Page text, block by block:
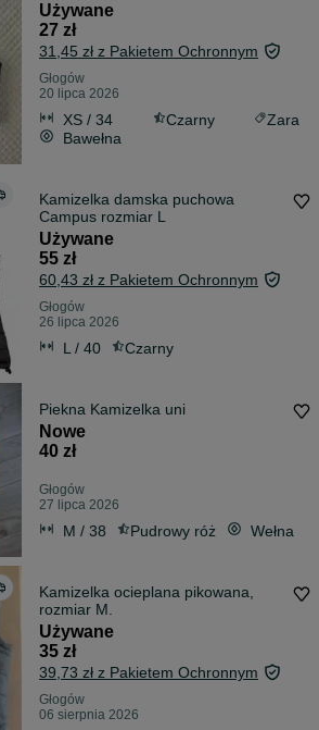
Używane
27 zł
31,45 zł z Pakietem Ochronnym
Głogów
20 lipca 2026
XS / 34 Czarny
Zara
Bawełna
Kamizelka damska puchowa
Campus rozmiar L
Używane
55 zł
60,43 zł z Pakietem Ochronnym
Głogów
26 lipca 2026
L / 40 Czarny
Piekna Kamizelka uni
Nowe
40 zł
Głogów
27 lipca 2026
M / 38 Pudrowy róż Wełna
Kamizelka ocieplana pikowana,
rozmiar M.
Używane
35 zł
39,73 zł z Pakietem Ochronnym
Głogów
06 sierpnia 2026